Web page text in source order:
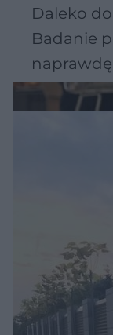
Daleko
Badanie